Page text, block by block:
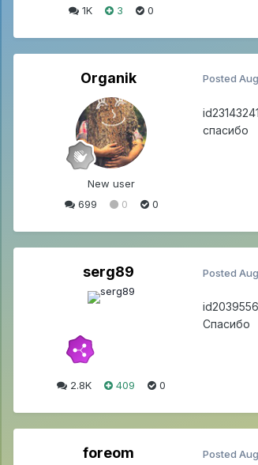
1K 3 0
Organik
New user
699
0 0
Posted
спасибо
serg89
2.8K 409 0
Posted
Спасибо
foreom Posted